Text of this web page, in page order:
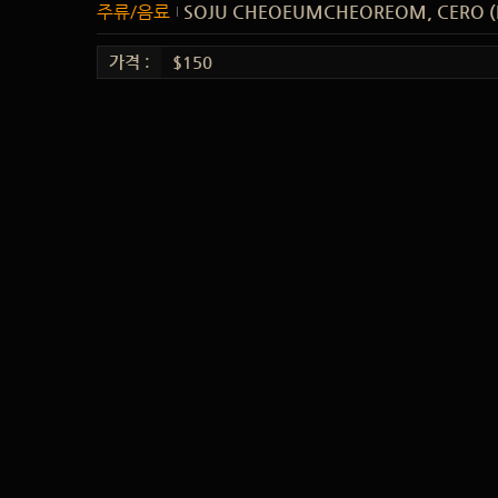
주류/음료 SOJU CHEOEUMCHEOREOM, CERO
가격 : $150